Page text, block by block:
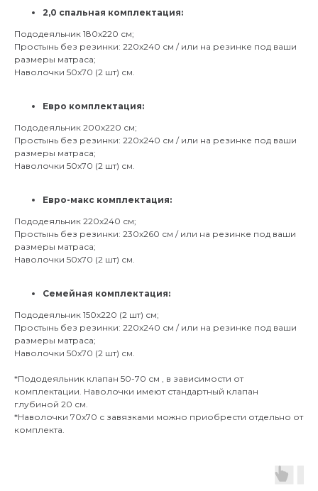
2,0 спальная комплектация:
Пододеяльник 180х220 см;
Простынь без резинки: 220х240 см / или на резинке под ваши
размеры матраса;
Наволочки 50х70 (2 шт) см.
Евро комплектация:
Пододеяльник 200х220 см;
Простынь без резинки: 220х240 см / или на резинке под ваши
размеры матраса;
Наволочки 50х70 (2 шт) см.
Евро-макс комплектация:
Пододеяльник 220х240 см;
Простынь без резинки: 230х260 см / или на резинке под ваши
размеры матраса;
Наволочки 50х70 (2 шт) см.
Семейная комплектация:
Пододеяльник 150х220 (2 шт) см;
Простынь без резинки: 220х240 см / или на резинке под ваши
размеры матраса;
Наволочки 50х70 (2 шт) см.
*Пододеяльник клапан 50-70 см , в зависимости от
комплектации. Наволочки имеют стандартный клапан
глубиной 20 см.
*Наволочки 70х70 с завязками можно приобрести отдельно от
комплекта.